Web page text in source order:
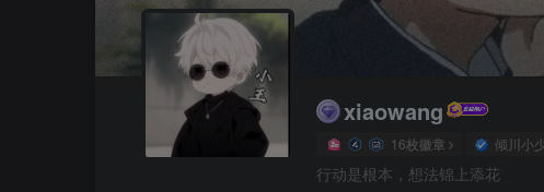
xiaowang
16枚徽章 倾川小
行动是根本，想法锦上添花